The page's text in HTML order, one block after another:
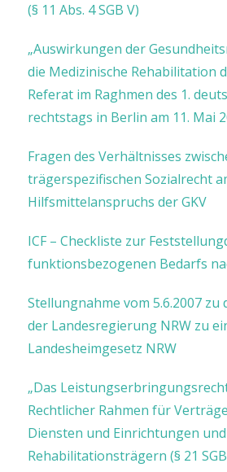
(§ 11 Abs. 4 SGB V)
„Auswirkungen der
die Medizinische Rehabilitation
Referat im Raghmen des 1.
rechtstags in Berlin am 11. Mai
Fragen des Verhältnisses
trägerspezifischen Sozialrecht
Hilfsmittelanspruchs der GKV
ICF – Checkliste zur
funktionsbezogenen Bedarfs
Stellungnahme vom 5.6.2007 zu
der Landesregierung NRW zu
Landesheimgesetz NRW
„Das Leistungserbringungsrecht
Rechtlicher Rahmen für
Diensten und Einrichtungen und
Rehabilitationsträgern (§ 21 SGB